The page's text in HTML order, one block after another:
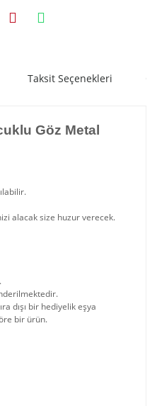
Taksit Seçenekleri
Göz Metal
alacak size huzur verecek.
dışı bir hediyelik eşya
bir ürün.